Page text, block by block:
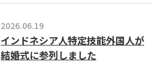
2026.06.19
インドネシア人特定技能外国人が
結婚式に参列しました